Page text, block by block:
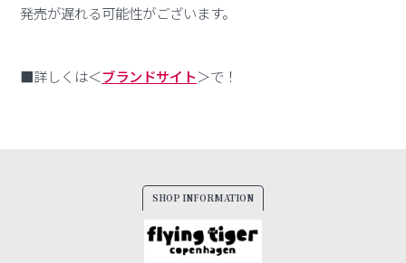
発売が遅れる可能性がございます。
■詳しくは＜ブランドサイト＞で！
SHOP INFORMATION